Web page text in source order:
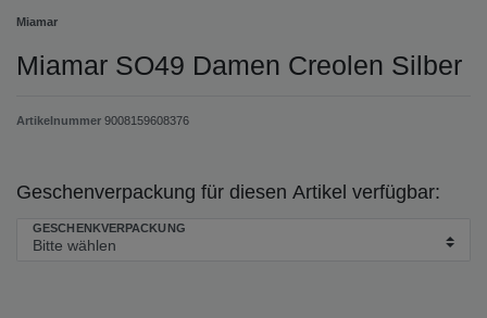
Miamar
Miamar SO49 Damen Creolen Silber
Artikelnummer 9008159608376
Geschenverpackung für diesen Artikel verfügbar:
GESCHENKVERPACKUNG